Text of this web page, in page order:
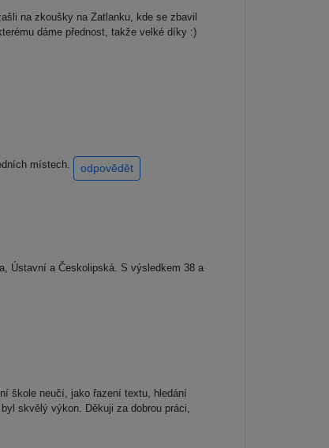
na zkoušky na Zatlanku, kde se zbavil
dáme přednost, takže velké díky :)
místech. odpovědět
Ústavní a Českolipská. S výsledkem 38 a
škole neučí, jako řazení textu, hledání
skvělý výkon. Děkuji za dobrou práci,